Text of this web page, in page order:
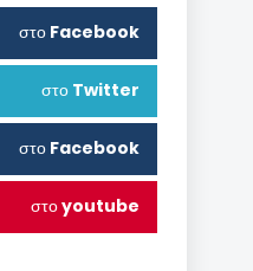
στο Facebook
στο Twitter
στο Facebook
στοyoutube